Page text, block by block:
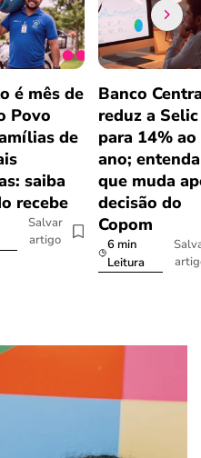
é mês de
Povo
de
saiba
recebe
Salvar
artigo
Banco
reduz a Selic
para 14% ao
ano;
que muda
decisão do
Copom
6 min
Leitura